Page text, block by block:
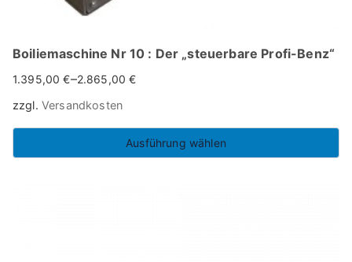
Boiliemaschine Nr 10 : Der „steuerbare Profi-Benz“
1.395,00€–2.865,00€
zzgl. Versandkosten
Ausführung wählen